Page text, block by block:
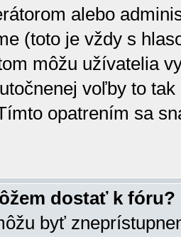
alebo
(toto je vždy s
môžu užívatelia
voľby to
opatrením sa
dostať k fóru?
byť